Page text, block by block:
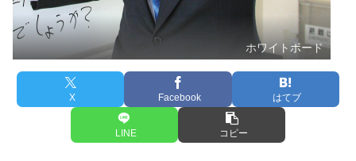
ホワイトボード
X Facebook はてブ
LINE コピー